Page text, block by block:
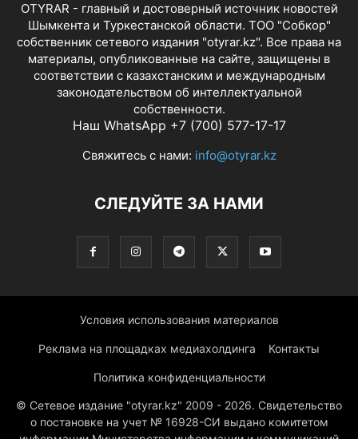
OTYRAR - главный и достоверный источник новостей
Шымкента и Туркестанской области. ТОО "Собкор"
собственник сетевого издания "otyrar.kz". Все права на
материалы, опубликованные на сайте, защищены в
соответствии с казахстанским и международным
законодательством об интеллектуальной
собственности.
Наш WhatsApp +7 (700) 577-17-17
Свяжитесь с нами: info@otyrar.kz
СЛЕДУЙТЕ ЗА НАМИ
Условия использования материалов
Реклама на площадках медиахолдинга Контакты
Политика конфиденциальности
© Сетевое издание "otyrar.kz" 2009 - 2026. Свидетельство
о постановке на учет № 16928-СИ выдано комитетом